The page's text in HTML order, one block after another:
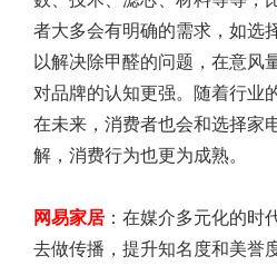
者大多会有明确的需求，如选
以解决除甲醛的问题，在意风
对品牌的认知更强。随着行业
在未来，消费者也会和选择家
解，消费行为也更为成熟。
网易家居 ：在媒介多元化的
去做传播，提升知名度和美誉